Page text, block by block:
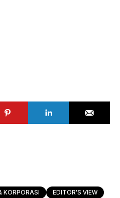
KORPORASI EDITOR'S VIEW